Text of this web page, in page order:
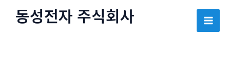
동성전자 주식회사
Main